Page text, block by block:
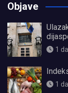
Objave
1
1